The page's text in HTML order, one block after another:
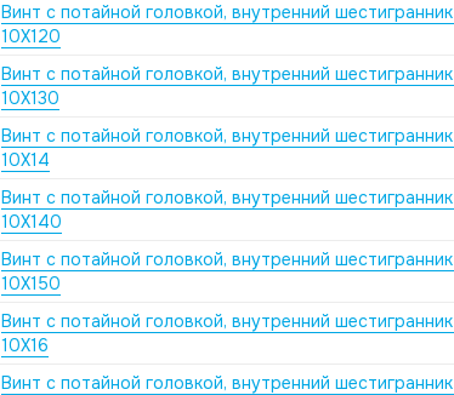
Винт с потайной головкой, внутренний
10X120
Винт с потайной головкой, внутренний
10X130
Винт с потайной головкой, внутренний
10X14
Винт с потайной головкой, внутренний
10X140
Винт с потайной головкой, внутренний
10X150
Винт с потайной головкой, внутренний
10X16
Винт с потайной головкой, внутренний